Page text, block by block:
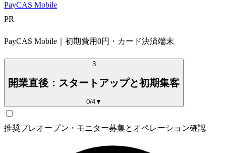
PayCAS Mobile
PR
PayCAS Mobile｜初期費用0円・カード決済端末
3
開業直後：スタートアップと初期集客
0/4▼
推奨プレオープン・モニター募集とオペレーション確認